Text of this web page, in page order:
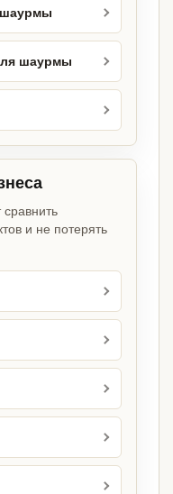
шаурмы
шаурмы
и не потерять